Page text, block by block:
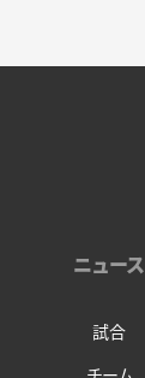
ニュース
試合